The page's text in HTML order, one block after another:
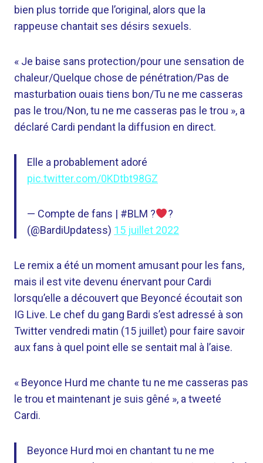
bien plus torride que l’original, alors que la
rappeuse chantait ses désirs sexuels.
« Je baise sans protection/pour une sensation de
chaleur/Quelque chose de pénétration/Pas de
masturbation ouais tiens bon/Tu ne me casseras
pas le trou/Non, tu ne me casseras pas le trou », a
déclaré Cardi pendant la diffusion en direct.
Elle a probablement adoré
pic.twitter.com/0KDtbt98GZ
— Compte de fans | #BLM ?
‍?
(@BardiUpdatess) 15 juillet 2022
Le remix a été un moment amusant pour les fans,
mais il est vite devenu énervant pour Cardi
lorsqu’elle a découvert que Beyoncé écoutait son
IG Live. Le chef du gang Bardi s’est adressé à son
Twitter vendredi matin (15 juillet) pour faire savoir
aux fans à quel point elle se sentait mal à l’aise.
« Beyonce Hurd me chante tu ne me casseras pas
le trou et maintenant je suis gêné », a tweeté
Cardi.
Beyonce Hurd moi en chantant tu ne me